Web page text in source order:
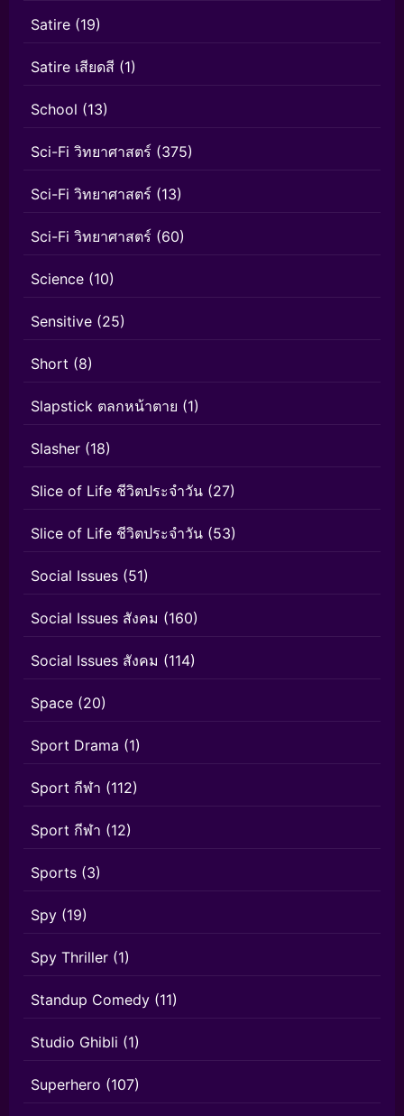
Satire (19)
Satire เสียดสี (1)
School (13)
Sci-Fi วิทยาศาสตร์ (375)
Sci-Fi วิทยาศาสตร์ (13)
Sci-Fi วิทยาศาสตร์ (60)
Science (10)
Sensitive (25)
Short (8)
Slapstick ตลกหน้าตาย (1)
Slasher (18)
Slice of Life ชีวิตประจำวัน (27)
Slice of Life ชีวิตประจำวัน (53)
Social Issues (51)
Social Issues สังคม (160)
Social Issues สังคม (114)
Space (20)
Sport Drama (1)
Sport กีฬา (112)
Sport กีฬา (12)
Sports (3)
Spy (19)
Spy Thriller (1)
Standup Comedy (11)
Studio Ghibli (1)
Superhero (107)